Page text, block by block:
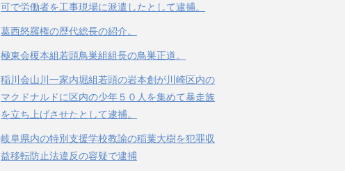
可で労働者を工事現場に派遣したとして逮捕。
葛西怒羅権の歴代総長の紹介。
極東会榎本組若頭鳥巣組組長の鳥巣正道。
稲川会山川一家内堀組若頭の岩本創が川崎区内の
マクドナルドに区内の少年５０人を集めて暴走族
を立ち上げさせたとして逮捕。
岐阜県内の特別支援学校教諭の稲葉大樹を犯罪収
益移転防止法違反の容疑で逮捕